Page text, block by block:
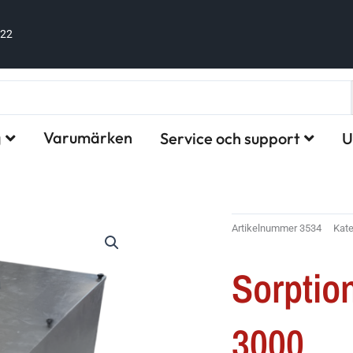
Varumärken Service och support
Artikelnummer3534